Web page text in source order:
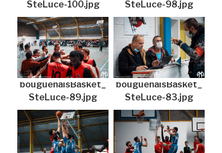
SteLuce-100.jpg
SteLuce-98.jpg
bouguenaisBasket_
SteLuce-89.jpg
bouguenaisBasket_
SteLuce-83.jpg